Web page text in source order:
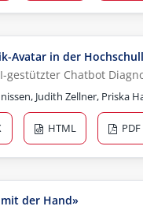
Avatar in der
gestützter Chatbot
Judith Zellner, Priska
HTML PDF
der Hand»